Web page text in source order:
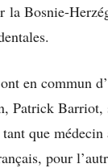
la Bosnie-
en commun
Patrick
que médecin
pour